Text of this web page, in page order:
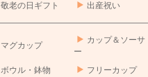
敬老の日ギフト 出産祝い
マグカップ
カップ＆ソーサ
ー
ボウル・鉢物 フリーカップ